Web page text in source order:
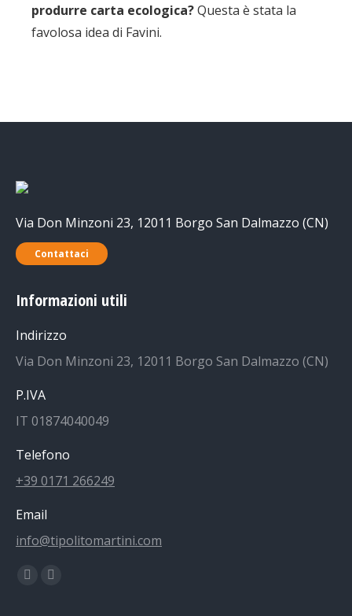
produrre carta ecologica?Questa è stata la
favolosa idea di Favini.
Via Don Minzoni 23, 12011 Borgo San Dalmazzo (CN)
Contattaci
Informazioni utili
Indirizzo
Via Don Minzoni 23, 12011 Borgo San Dalmazzo (CN)
P.IVA
IT 01874040049
Telefono
+39 0171 266249
Email
info@tipolitomartini.com
Find us on:
FacebookInstagram